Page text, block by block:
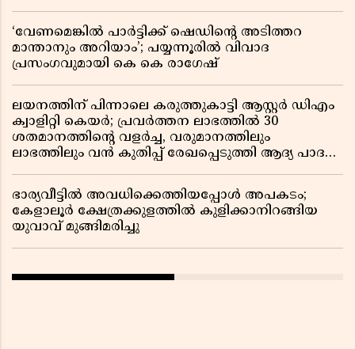
‘വേണമെങ്കിൽ പാർട്ടിക്ക് ഷെഡിൻ്റെ അടിത്തറ
മാന്താനും അറിയാം’; പയ്യന്നൂരിൽ വിവാദ
പ്രസംഗവുമായി കെ കെ രാഗേഷ്
ലയനത്തിന് പിന്നാലെ കരുത്തുകാട്ടി ആസ്റ്റർ ഡിഎം
ക്വാളിറ്റി കെയർ; പ്രവർത്തന ലാഭത്തിൽ 30
ശതമാനത്തിൻ്റെ വളർച്ച, വരുമാനത്തിലും
ലാഭത്തിലും വൻ കുതിപ്പ് രേഖപ്പെടുത്തി ആദ്യ പാദ
ഭാര്യവീട്ടിൽ അവധിക്കെത്തിയപ്പോൾ അപകടം;
കേളാലൂർ ക്ഷേത്രക്കുളത്തിൽ കുളിക്കാനിറങ്ങിയ
യുവാവ് മുങ്ങിമരിച്ചു